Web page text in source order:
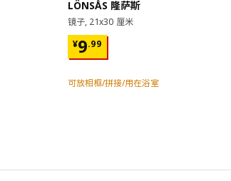
LÖNSÅS 隆萨斯
镜子, 21x30 厘米
¥9.99
¥ 9.99
可放相框/拼接/用在浴室